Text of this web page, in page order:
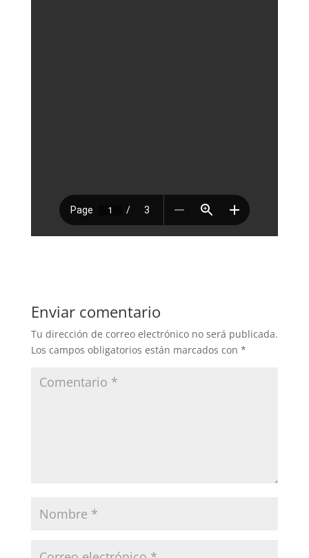
Enviar comentario
Tu dirección de correo electrónico no será publicada.
Los campos obligatorios están marcados con *